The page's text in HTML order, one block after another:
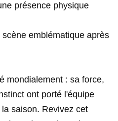
présence physique
emblématique après
mondialement : sa force,
ont porté l'équipe
saison. Revivez cet